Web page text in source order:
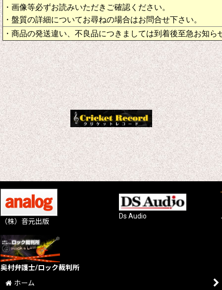
・画像等必ずお読みいただきご確認ください。
・盤質の詳細についてお尋ねの場合はお問合せ下さい。
・商品の発送違い、不良品につきましては到着後至急お知ら
（株）音元出版
Ds Audio
奥村弁護士/ロック裁判所
ホーム